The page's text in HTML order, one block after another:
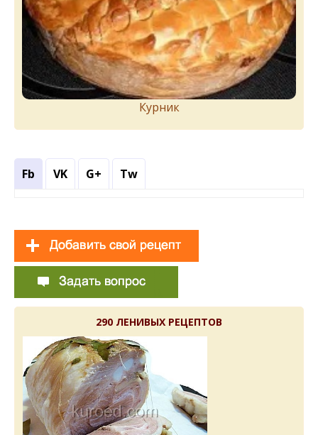
Курник
Fb VK G+ Tw
290 ЛЕНИВЫХ РЕЦЕПТОВ